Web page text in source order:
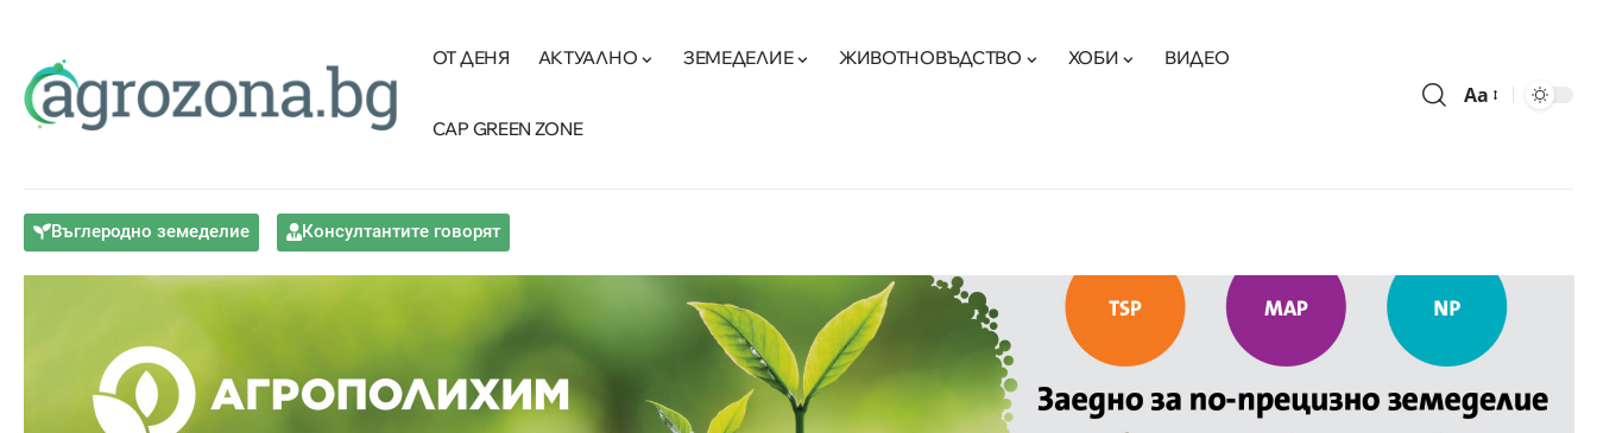
ОТ ДЕНЯ АКТУАЛНО ЗЕМЕДЕЛИЕ ЖИВОТНОВЪДСТВО ХОБИ ВИДЕО
CAP GREEN ZONE
Aa
Въглеродно земеделие Консултантите говорят